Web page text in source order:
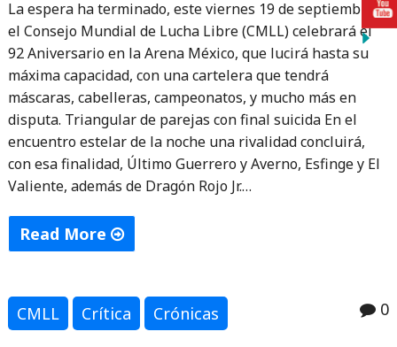
La espera ha terminado, este viernes 19 de septiembre
el Consejo Mundial de Lucha Libre (CMLL) celebrará el
92 Aniversario en la Arena México, que lucirá hasta su
máxima capacidad, con una cartelera que tendrá
máscaras, cabelleras, campeonatos, y mucho más en
disputa. Triangular de parejas con final suicida En el
encuentro estelar de la noche una rivalidad concluirá,
con esa finalidad, Último Guerrero y Averno, Esfinge y El
Valiente, además de Dragón Rojo Jr.…
Read More
para
CMLL Crítica Crónicas 0